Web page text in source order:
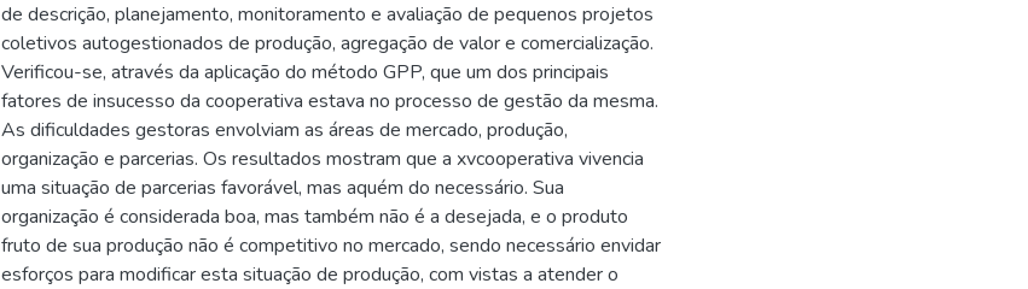
de descrição, planejamento, monitoramento e avaliação de pequenos projetos
coletivos autogestionados de produção, agregação de valor e comercialização.
Verificou-se, através da aplicação do método GPP, que um dos principais
fatores de insucesso da cooperativa estava no processo de gestão da mesma.
As dificuldades gestoras envolviam as áreas de mercado, produção,
organização e parcerias. Os resultados mostram que a xvcooperativa vivencia
uma situação de parcerias favorável, mas aquém do necessário. Sua
organização é considerada boa, mas também não é a desejada, e o produto
fruto de sua produção não é competitivo no mercado, sendo necessário envidar
esforços para modificar esta situação de produção, com vistas a atender o